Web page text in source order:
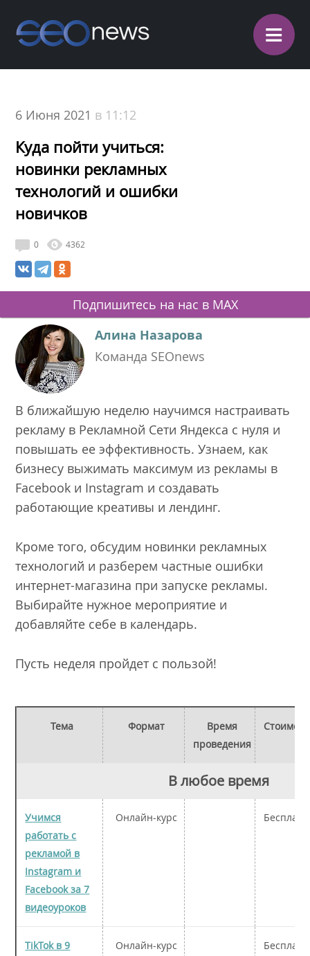
≡
6 Июня 2021 в 11:12
Куда пойти учиться:
новинки рекламных
технологий и ошибки
новичков
0 4362
Подпишитесь на нас в MAX
Алина Назарова
Команда SEOnews
В ближайшую неделю научимся настраивать
рекламу в Рекламной Сети Яндекса с нуля и
повышать ее эффективность. Узнаем, как
бизнесу выжимать максимум из рекламы в
Facebook и Instagram и создавать
работающие креативы и лендинг.
Кроме того, обсудим новинки рекламных
технологий и разберем частные ошибки
интернет-магазина при запуске рекламы.
Выбирайте нужное мероприятие и
добавляйте себе в календарь.
Пусть неделя пройдет с пользой!
Тема Формат
Время
проведения
В любое время
Учимся
работать с
рекламой в
Instagram и
Facebook за 7
видеоуроков
Онлайн-курс
TikTok в 9
Онлайн-курс